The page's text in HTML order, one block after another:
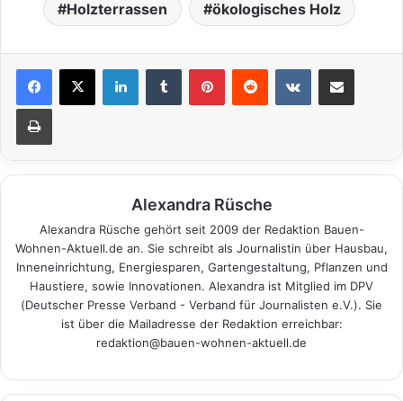
Holzterrassen ökologisches Holz
Alexandra Rüsche
Alexandra Rüsche gehört seit 2009 der Redaktion Bauen-
Wohnen-Aktuell.de an. Sie schreibt als Journalistin über Hausbau,
Inneneinrichtung, Energiesparen, Gartengestaltung, Pflanzen und
Haustiere, sowie Innovationen. Alexandra ist Mitglied im DPV
(Deutscher Presse Verband - Verband für Journalisten e.V.). Sie
ist über die Mailadresse der Redaktion erreichbar:
redaktion@bauen-wohnen-aktuell.de